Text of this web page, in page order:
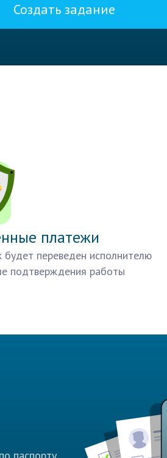
Создать задание
платежи
переведен исполнителю
подтверждения работы
паспорту